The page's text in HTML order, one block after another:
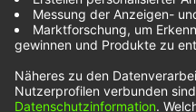
„Anything Can Happen“
Popsong von Tors. Die
ihren Song mit